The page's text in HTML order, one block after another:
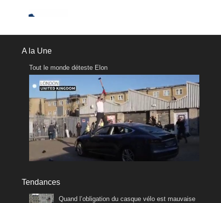
A la Une
Tout le monde déteste Elon
Tendances
Quand l’obligation du casque vélo est mauvaise